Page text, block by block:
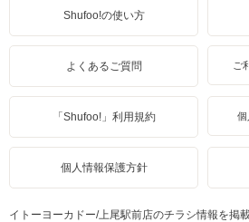
Shufoo!の使い方
よくあるご質問 ご
「Shufoo!」利用規約 個
個人情報保護方針
イトーヨーカドー/上尾駅前店のチラシ情報を掲